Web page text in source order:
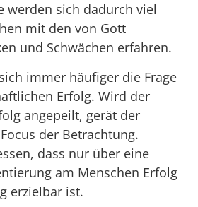
werden sich dadurch viel
mit den von Gott
und Schwächen erfahren.
immer häufiger die Frage
Erfolg. Wird der
angepeilt, gerät der
der Betrachtung.
dass nur über eine
am Menschen Erfolg
erzielbar ist.